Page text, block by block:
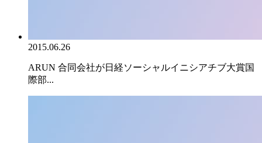
2015.06.26
ARUN 合同会社が日経ソーシャルイニシアチブ大賞国
際部...